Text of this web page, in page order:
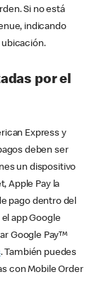
Si no está
indicando
ubicación.
por el
Express y
deben ser
un dispositivo
Apple Pay la
pago dentro del
app Google
Google Pay™
. También puedes
con Mobile Order